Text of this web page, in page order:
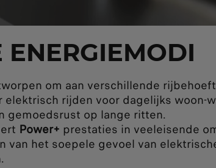
om aan verschillende
rijden voor dagelijks woon-
gemoedsrust op lange ritten.
Power+ prestaties in veeleisende
het soepele gevoel van